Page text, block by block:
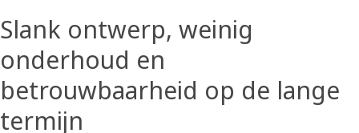
Slank ontwerp, weinig
onderhoud en
betrouwbaarheid op de lange
termijn